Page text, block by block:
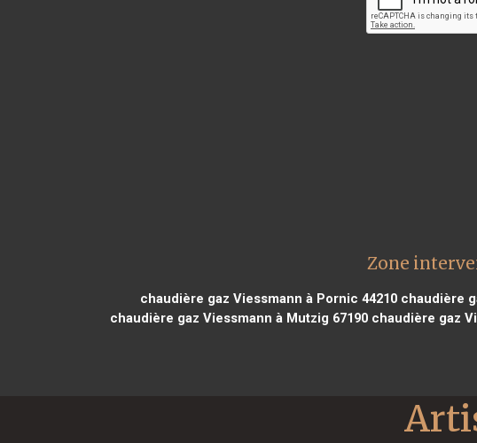
Zone
chaudière gaz Viessmann à Pornic 44210chaudière
chaudière gaz Viessmann à Mutzig 67190chaudière gaz